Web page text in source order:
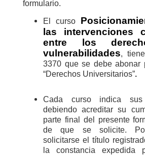
formulario.
El curso
las intervenciones
entre los
vulnerabilidades,
3370 que se debe abonar
“Derechos Universitarios”.
Cada curso indica sus
debiendo acreditar su
parte final del presente
de que se solicite.
solicitarse el título
la constancia